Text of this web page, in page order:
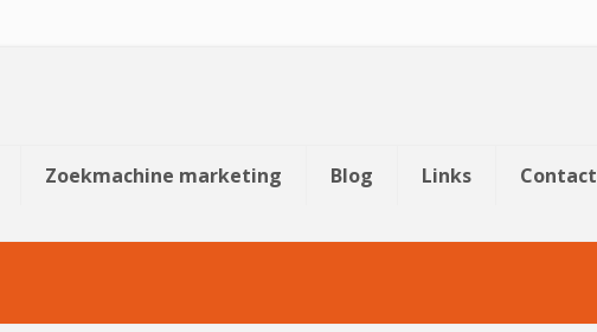
Zoekmachine marketing Blog Links Contact